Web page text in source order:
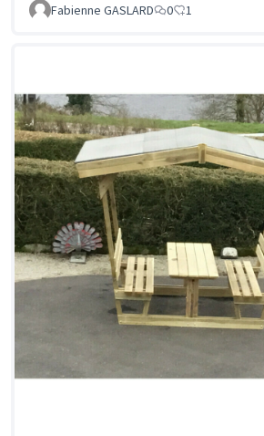
Fabienne GASLARD
0 1